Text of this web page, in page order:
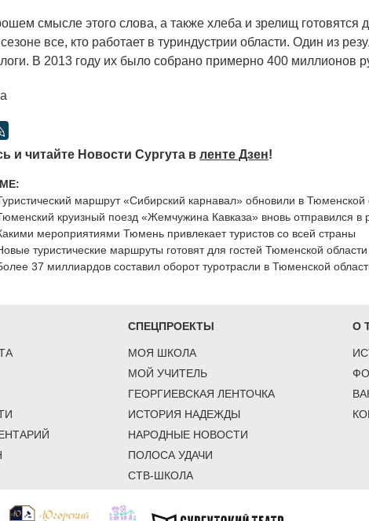
смысле этого слова, а также хлеба и зрелищ готовятся
все, кто работает в туриндустрии области. Один из
В 2013 году их было собрано примерно 400 миллионов
и читайте Новости Сургута в ленте Дзен!
маршрут «Сибирский карнавал» обновили в Тюменской
круизный поезд «Жемчужина Кавказа» вновь отправился в
мероприятиями Тюмень привлекает туристов со всей страны
туристические маршруты готовят для гостей Тюменской области
37 миллиардов составил оборот туротрасли в Тюменской
СПЕЦПРОЕКТЫ
МОЯ ШКОЛА
МОЙ УЧИТЕЛЬ
ГЕОРГИЕВСКАЯ ЛЕНТОЧКА
ИСТОРИЯ НАДЕЖДЫ
НАРОДНЫЕ НОВОСТИ
ПОЛОСА УДАЧИ
СТВ-ШКОЛА
О